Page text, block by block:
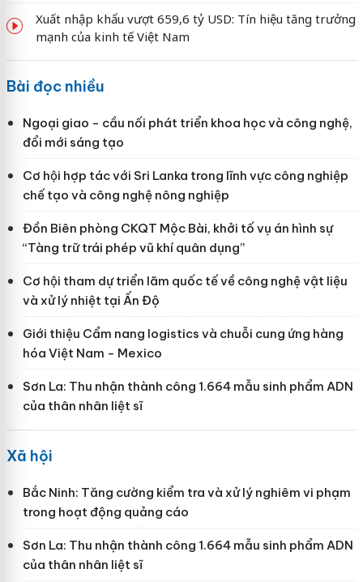
Xuất nhập khẩu vượt 659,6 tỷ USD: Tín hiệu tăng trưởng
mạnh của kinh tế Việt Nam
Bài đọc nhiều
Ngoại giao - cầu nối phát triển khoa học và công nghệ,
đổi mới sáng tạo
Cơ hội hợp tác với Sri Lanka trong lĩnh vực công nghiệp
chế tạo và công nghệ nông nghiệp
Đồn Biên phòng CKQT Mộc Bài, khởi tố vụ án hình sự
“Tàng trữ trái phép vũ khí quân dụng”
Cơ hội tham dự triển lãm quốc tế về công nghệ vật liệu
và xử lý nhiệt tại Ấn Độ
Giới thiệu Cẩm nang logistics và chuỗi cung ứng hàng
hóa Việt Nam - Mexico
Sơn La: Thu nhận thành công 1.664 mẫu sinh phẩm ADN
của thân nhân liệt sĩ
Xã hội
Bắc Ninh: Tăng cường kiểm tra và xử lý nghiêm vi phạm
trong hoạt động quảng cáo
Sơn La: Thu nhận thành công 1.664 mẫu sinh phẩm ADN
của thân nhân liệt sĩ